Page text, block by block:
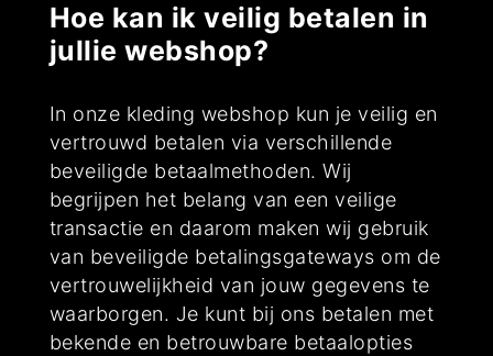
Hoe kan ik veilig betalen in
jullie webshop?
In onze kleding webshop kun je veilig en
vertrouwd betalen via verschillende
beveiligde betaalmethoden. Wij
begrijpen het belang van een veilige
transactie en daarom maken wij gebruik
van beveiligde betalingsgateways om de
vertrouwelijkheid van jouw gegevens te
waarborgen. Je kunt bij ons betalen met
bekende en betrouwbare betaalopties